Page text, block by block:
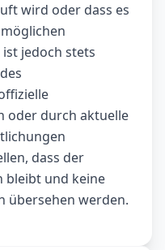
wird oder dass es
jedoch stets
oder durch aktuelle
dass der
bleibt und keine
übersehen werden.